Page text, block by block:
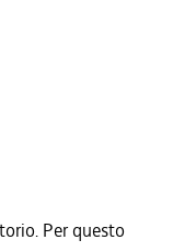
Per questo